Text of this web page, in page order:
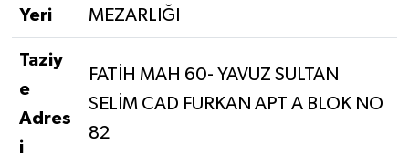
Yeri
MEZARLIĞI
Taziy
e
Adres
i
FATİH MAH 60- YAVUZ SULTAN
SELİM CAD FURKAN APT A BLOK NO
82